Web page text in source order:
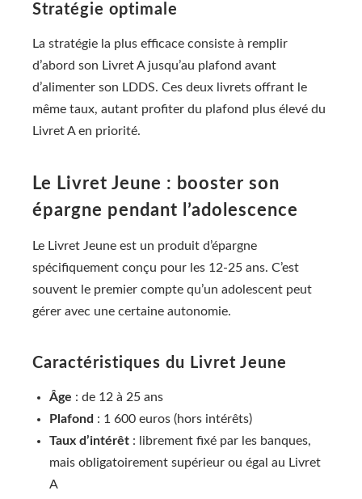
Stratégie optimale
La stratégie la plus efficace consiste à remplir
d’abord son Livret A jusqu’au plafond avant
d’alimenter son LDDS. Ces deux livrets offrant le
même taux, autant profiter du plafond plus élevé du
Livret A en priorité.
Le Livret Jeune : booster son
épargne pendant l’adolescence
Le Livret Jeune est un produit d’épargne
spécifiquement conçu pour les 12-25 ans. C’est
souvent le premier compte qu’un adolescent peut
gérer avec une certaine autonomie.
Caractéristiques du Livret Jeune
Âge : de 12 à 25 ans
Plafond : 1 600 euros (hors intérêts)
Taux d’intérêt : librement fixé par les banques,
mais obligatoirement supérieur ou égal au Livret
A